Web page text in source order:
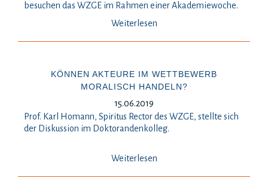
besuchen das WZGE im Rahmen einer Akademiewoche.
Weiterlesen
KÖNNEN AKTEURE IM WETTBEWERB
MORALISCH HANDELN?
15.06.2019
Prof. Karl Homann, Spiritus Rector des WZGE, stellte sich
der Diskussion im Doktorandenkolleg.
Weiterlesen